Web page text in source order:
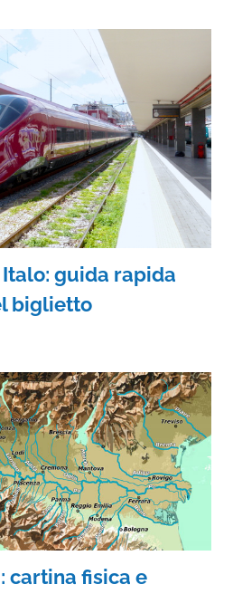
guida rapida
biglietto
cartina fisica e